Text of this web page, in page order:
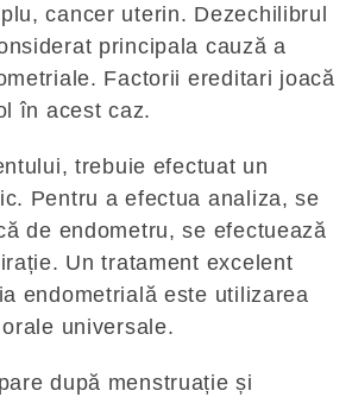
cancer uterin. Dezechilibrul
principala cauză a
Factorii ereditari joacă
în acest caz.
trebuie efectuat un
Pentru a efectua analiza, se
de endometru, se efectuează
Un tratament excelent
endometrială este utilizarea
universale.
după menstruație și